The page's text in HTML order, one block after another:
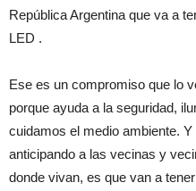
República Argentina que va a
LED .
Ese es un compromiso que lo
porque ayuda a la seguridad,
cuidamos el medio ambiente.
anticipando a las vecinas y
donde vivan, es que van a